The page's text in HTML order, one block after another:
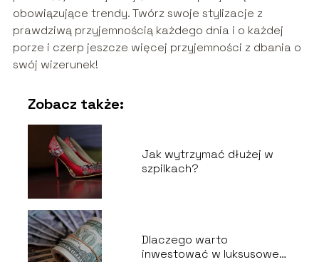
obowiązujące trendy. Twórz swoje stylizacje z
prawdziwą przyjemnością każdego dnia i o każdej
porze i czerp jeszcze więcej przyjemności z dbania o
swój wizerunek!
Zobacz także:
Jak wytrzymać dłużej w
szpilkach?
Dlaczego warto
inwestować w luksusowe